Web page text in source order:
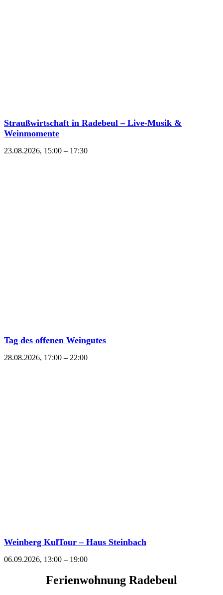
Straußwirtschaft in Radebeul – Live-Musik &
Weinmomente
23.08.2026, 15:00 – 17:30
Tag des offenen Weingutes
28.08.2026, 17:00 – 22:00
Weinberg KulTour – Haus Steinbach
06.09.2026, 13:00 – 19:00
Ferienwohnung Radebeul